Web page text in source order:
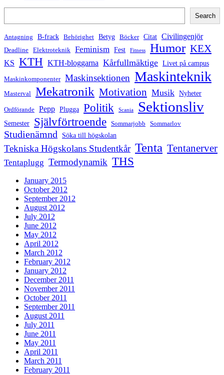
Search
Antagning B-frack Behörighet Betyg Böcker Citat Civilingenjör
Deadline Elektroteknik Feminism Fest Fitness Humor KEX
KS KTH KTH-bloggarna Kårfullmäktige Livet på campus
Maskinkomponenter Maskinsektionen Maskinteknik
Masterval Mekatronik Motivation Musik Nyheter
Ordförande Pepp Plugga Politik Scania Sektionsliv
Semester Självförtroende Sommarjobb Sommarlov
Studienämnd Söka till högskolan
Tekniska Högskolans Studentkår Tenta Tentanerver
Tentaplugg Termodynamik THS
January 2015
October 2012
September 2012
August 2012
July 2012
June 2012
May 2012
April 2012
March 2012
February 2012
January 2012
December 2011
November 2011
October 2011
September 2011
August 2011
July 2011
June 2011
May 2011
April 2011
March 2011
February 2011